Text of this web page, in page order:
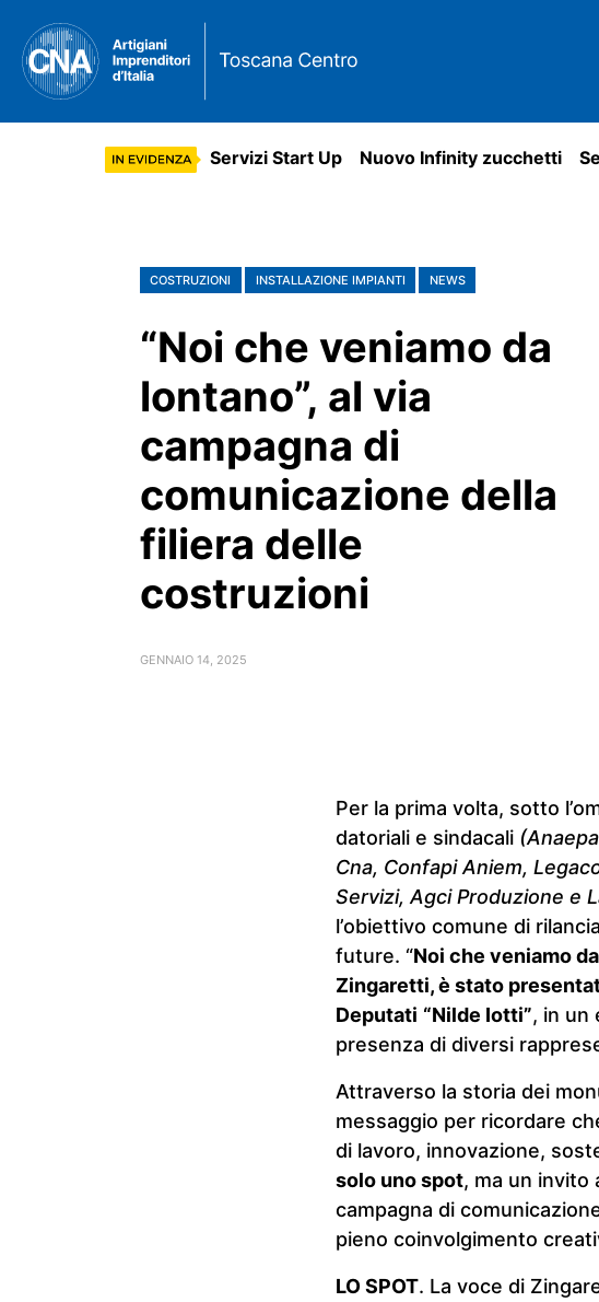
Servizi Start Up Nuovo Infinity zucchetti
COSTRUZIONI INSTALLAZIONE IMPIANTI NEWS
“Noi che veniamo da
lontano”, al via
campagna di
comunicazione della
filiera delle
costruzioni
GENNAIO 14, 2025
Per la prima volta, sotto
datoriali e sindacali
Cna, Confapi Aniem,
Servizi, Agci Produzione e
l’obiettivo comune di
future. “Noi che veniamo
Zingaretti, è stato
Deputati “Nilde Iotti”, in un
presenza di diversi
Attraverso la storia dei
messaggio per ricordare
di lavoro, innovazione,
solo uno spot, ma un
campagna di
pieno coinvolgimento
LO SPOT. La voce di